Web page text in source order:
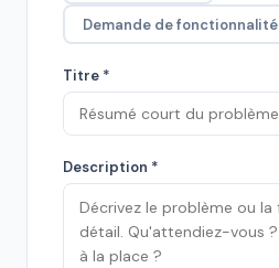
Demande de fonctionnalité
Titre *
Description *